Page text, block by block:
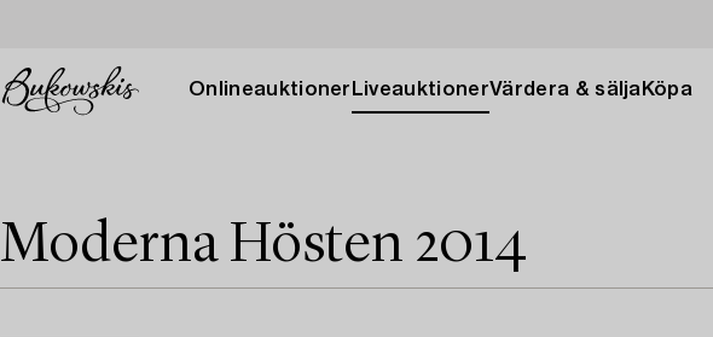
Onlineauktioner LiveauktionerVärdera & sälja Köpa
Moderna Hösten 2014